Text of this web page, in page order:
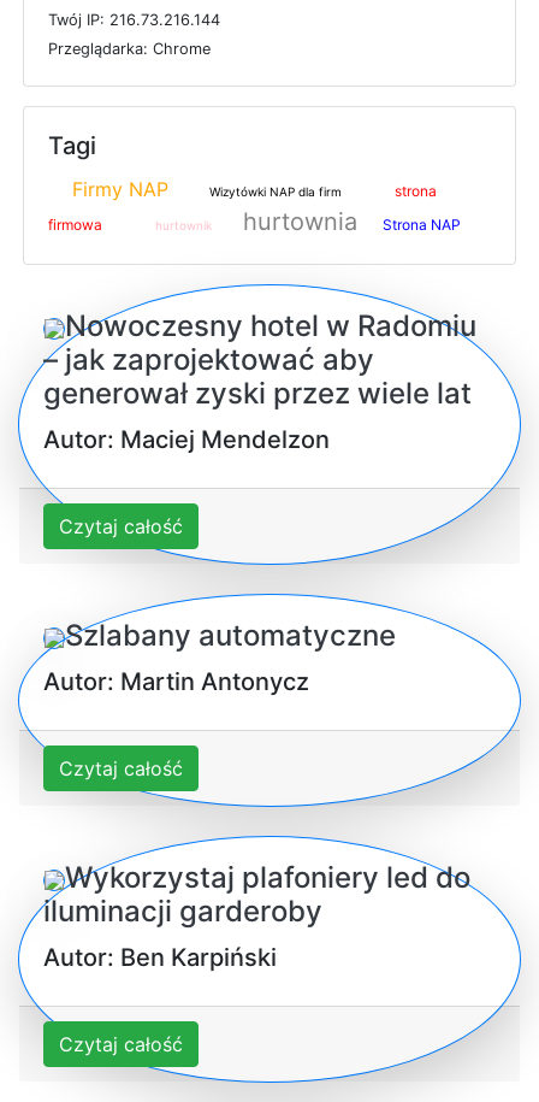
Twój IP: 216.73.216.144
Przeglądarka: Chrome
Tagi
Firmy NAP Wizytówki NAP dla firm
strona
firmowa
hurtownik hurtownia Strona NAP
Nowoczesny hotel w Radomiu
– jak zaprojektować aby
generował zyski przez wiele lat
Autor: Maciej Mendelzon
Czytaj całość
Szlabany automatyczne
Autor: Martin Antonycz
Czytaj całość
Wykorzystaj plafoniery led do
iluminacji garderoby
Autor: Ben Karpiński
Czytaj całość